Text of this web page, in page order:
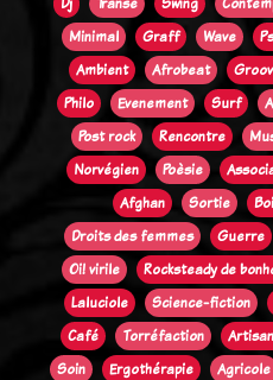
Minimal
Graff Wave
Ambient
Afrobeat
Philo
Evenement Surf
Post rock
Rencontre
Norvégien
Poèsie
Afghan
Sortie
Droits des femmes
Guerre
Oi! virile
Rocksteady de
Laluciole
Science-fiction
Café
Torréfaction
Soin
Ergothérapie Agricole